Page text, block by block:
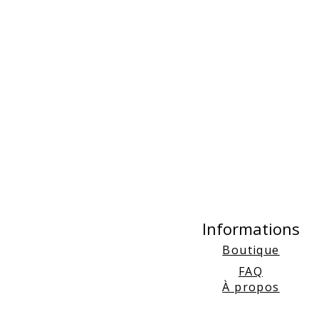
Informations
Boutique
FAQ
À propos